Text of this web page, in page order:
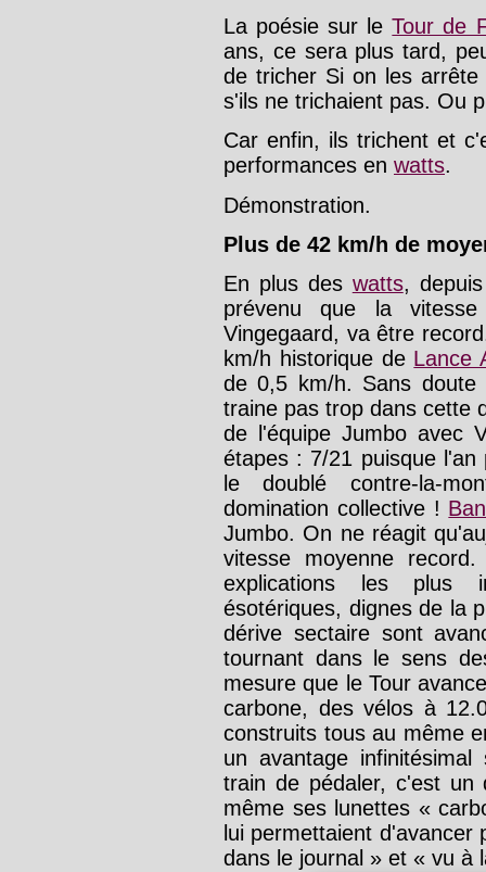
La poésie sur leTour de
ans, ce sera plus tard,
de tricher Si on les
s'ils ne trichaient pas. Ou
Car enfin, ils trichent et
performances en watts.
Démonstration.
Plus de 42 km/h de
En plus des watts,
prévenu que la
Vingegaard, va être
km/h historique de Lance
de 0,5 km/h. Sans
traine pas trop dans cette
de l'équipe Jumbo avec
étapes : 7/21 puisque
le doublé contre-la-
domination collective !
Jumbo. On ne réagit
vitesse moyenne
explications les plus
ésotériques, dignes de la
dérive sectaire sont
tournant dans le sens
mesure que le Tour
carbone, des vélos à
construits tous au même
un avantage
train de pédaler, c'est un
même ses lunettes «
lui permettaient
dans le journal » et « vu à